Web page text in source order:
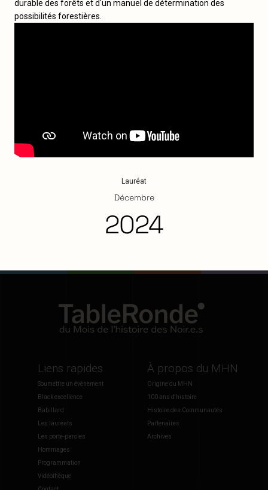
durable des forêts et d'un manuel de détermination des
possibilités forestières.
Lauréat
Décembre
2024
Liens rapides
Soumettre un événement
Black excellence
Babillard
Les lauréats
Les porte-paroles
Hommages
Programmation
Vidéothèque
À propos du MHN
Origine du MHN
100 ans d'histoire
Histoire des Communautés
Partenaires
Archives